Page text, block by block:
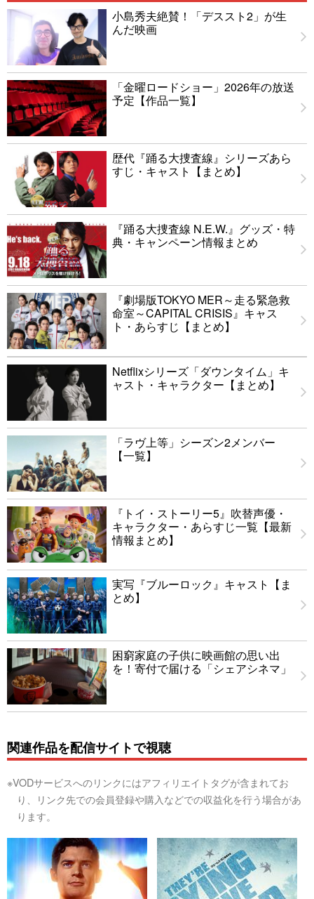
小島秀夫絶賛！「デススト2」が生
んだ映画
「金曜ロードショー」2026年の放送
予定【作品一覧】
歴代『踊る大捜査線』シリーズあら
すじ・キャスト【まとめ】
『踊る大捜査線 N.E.W.』グッズ・特
典・キャンペーン情報まとめ
『劇場版TOKYO MER～走る緊急救
命室～CAPITAL CRISIS』キャス
ト・あらすじ【まとめ】
Netflixシリーズ「ダウンタイム」キ
ャスト・キャラクター【まとめ】
「ラヴ上等」シーズン2メンバー
【一覧】
『トイ・ストーリー5』吹替声優・
キャラクター・あらすじ一覧【最新
情報まとめ】
実写『ブルーロック』キャスト【ま
とめ】
困窮家庭の子供に映画館の思い出
を！寄付で届ける「シェアシネマ」
関連作品を配信サイトで視聴
※VODサービスへのリンクにはアフィリエイトタグが含まれてお
り、リンク先での会員登録や購入などでの収益化を行う場合があ
ります。